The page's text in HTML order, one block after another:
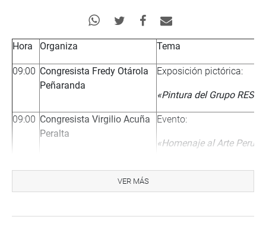
Hora Organiza Tema
09:00 Congresista Fredy Otárola
Peñaranda
Exposición pictórica:
«Pintura del Grupo
09:00 Congresista Virgilio Acuña
Peralta
Evento:
«Homenaje al Arte
Congresista Mariano
Portugal Catacora –
Autoridades de la
VER MÁS